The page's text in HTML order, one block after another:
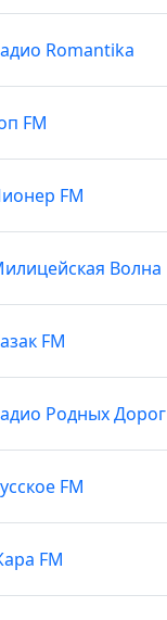
Romantika
FM
FM
Волна
FM
Родных Дорог
FM
FM